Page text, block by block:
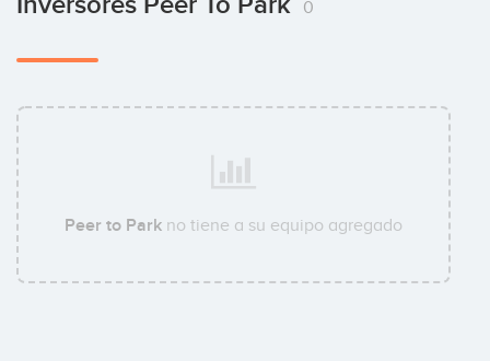
0
Peer to Park no tiene a su equipo agregado